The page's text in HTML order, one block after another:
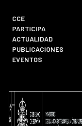
CCE
PARTICIPA
ACTUALIDAD
PUBLICACIONES
EVENTOS